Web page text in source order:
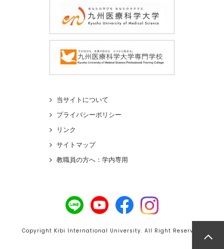
当サイトについて
プライバシーポリシー
リンク
サイトマップ
教職員の方へ：学内専用
Copyright Kibi International University. All Right Reserved.